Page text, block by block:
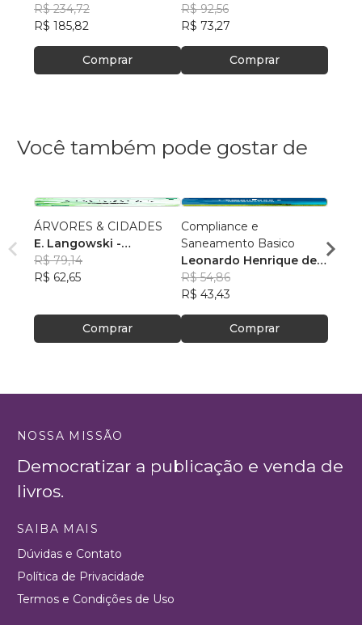
Oliveira Junior
R$ 234,72
R$ 185,82
Comprar
Oliveira Junior
R$ 92,56
R$ 73,27
Comprar
Você também pode gostar de
ÁRVORES & CIDADES
E. Langowski -
Organizador
R$ 79,14
R$ 62,65
Comprar
Compliance e
Saneamento Basico
Leonardo Henrique de
Carvalho Ventura
R$ 54,86
R$ 43,43
Comprar
NOSSA MISSÃO
Democratizar a publicação e venda de
livros.
SAIBA MAIS
Dúvidas e Contato
Política de Privacidade
Termos e Condições de Uso